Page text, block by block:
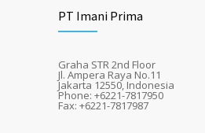
PT Imani Prima
Graha STR 2nd Floor
Jl. Ampera Raya No.11
Jakarta 12550, Indonesia
Phone: +6221-7817950
Fax: +6221-7817987